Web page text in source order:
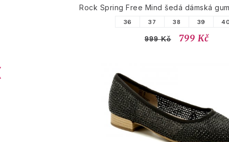
Rock Spring Free Mind šedá dámská
36 37 38 39
999 Kč 799 Kč